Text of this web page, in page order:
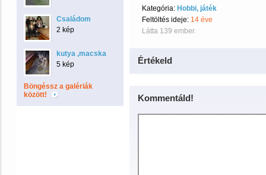
Családom
2 kép
kutya ,macska
5 kép
Böngéssz a galériák
között!
Kategória: Hobbi, játék
Feltöltés ideje: 14 éve
Látta 139 ember.
Értékeld
Kommentáld!